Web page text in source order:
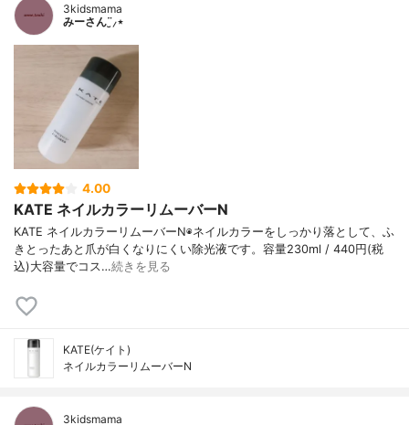
3kidsmama
みーさん¨̮⸝⋆
4.00
KATE ネイルカラーリムーバーN
KATE ネイルカラーリムーバーN◉ネイルカラーをしっかり落として、ふ
きとったあと爪が白くなりにくい除光液です。容量230ml / 440円(税
込)大容量でコス…続きを見る
KATE(ケイト)
ネイルカラーリムーバーN
3kidsmama